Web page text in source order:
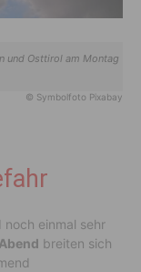
und Osttirol am Montag
© Symbolfoto Pixabay
einmal sehr
breiten sich